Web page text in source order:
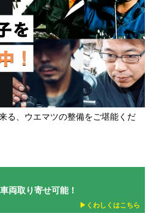
る、ウエマツの整備をご堪能くだ
両取り寄せ可能！
▶︎くわしくはこちら